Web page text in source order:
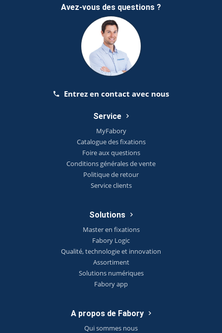
Avez-vous des questions ?
Entrez en contact avec nous
Service
MyFabory
Catalogue des fixations
Foire aux questions
Conditions générales de vente
Politique de retour
Service clients
Solutions
Master en fixations
Fabory Logic
Qualité, technologie et innovation
Assortiment
Solutions numériques
Fabory app
A propos de Fabory
Qui sommes nous